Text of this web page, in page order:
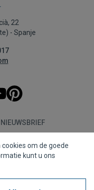
22
- Spanje
om de goede
kunt u ons